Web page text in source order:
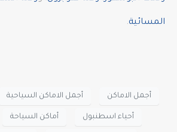
المسائية.
أجمل الاماكن أجمل الاماكن السياحية
أحياء اسطنبول أماكن السياحة